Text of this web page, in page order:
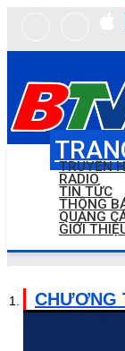
TRUYỀN
RADIO
TIN TỨC
THÔNG
QUẢNG
GIỚI
CHƯƠNG